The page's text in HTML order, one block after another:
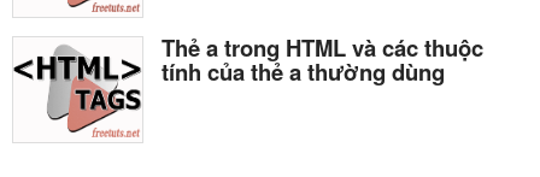
Thẻ a trong HTML và các thuộc
tính của thẻ a thường dùng